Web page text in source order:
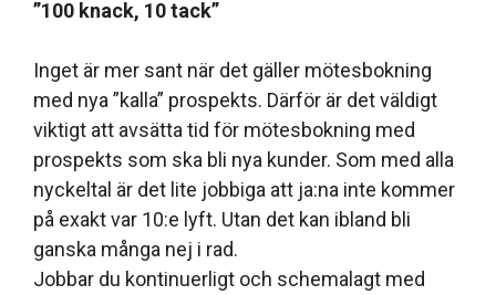
”100 knack, 10 tack”
Inget är mer sant när det gäller mötesbokning
med nya ”kalla” prospekts. Därför är det väldigt
viktigt att avsätta tid för mötesbokning med
prospekts som ska bli nya kunder. Som med alla
nyckeltal är det lite jobbiga att ja:na inte kommer
på exakt var 10:e lyft. Utan det kan ibland bli
ganska många nej i rad.
Jobbar du kontinuerligt och schemalagt med